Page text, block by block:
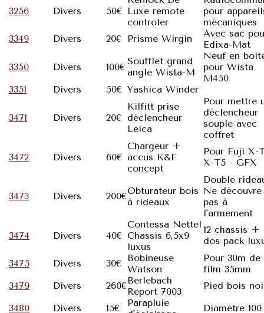
3256
Divers 50€ Luxe remote
controler
pour
mécaniques
3349
Divers 20€ Prisme Wirgin
Avec sac
Edixa-Mat
3350
Divers 100€
Soufflet grand
angle Wista-M
Neuf en
pour Wista
M450
3351
Divers 50€ Yashica Winder
3471 Divers 20€
Kilfitt prise
déclencheur
Leica
Pour mettre
déclencheur
souple avec
coffret
3472
Divers 60€
Chargeur +
accus K&F
concept
Pour Fuji X-
X-T5 - GFX
3473 Divers 200€Obturateur bois
à rideaux
Double
Ne découvre
pas à
l'armement
3474
Divers 40€
Contessa Nettel
Chassis 6,5x9
luxus
12 chassis +
dos pack
3475
Divers 30€
Bobineuse
Watson
Pour 30m de
film 35mm
3479
Divers 260€Berlebach
Report 7003
Pied bois
3480
Divers 15€
Parapluie
Diamètre 100